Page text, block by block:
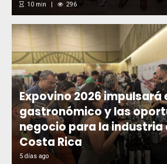
10min 296
Expovino 2026 impulsará
gastronómico y las
negocio para la industria
Costa Rica
5 días ago